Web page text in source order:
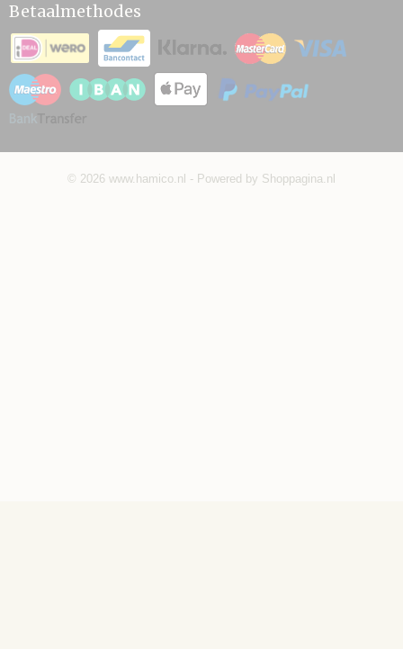
Betaalmethodes
© 2026 www.hamico.nl - Powered by Shoppagina.nl